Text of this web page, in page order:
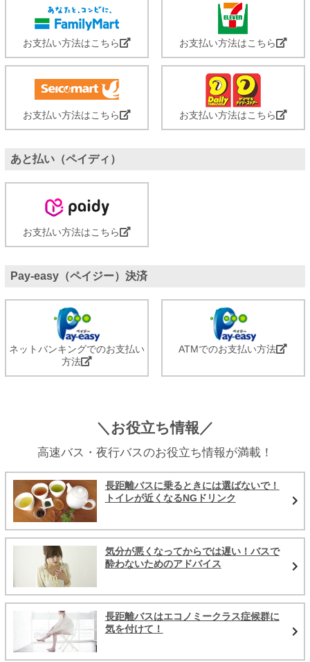
お支払い方法はこちら お支払い方法はこちら
お支払い方法はこちら お支払い方法はこちら
あと払い（ペイディ）
お支払い方法はこちら
Pay-easy（ペイジー）決済
ネットバンキングでのお支払い
方法
ATMでのお支払い方法
＼お役立ち情報／
高速バス・夜行バスのお役立ち情報が満載！
長距離バスに乗るときには選ばないで！
トイレが近くなるNGドリンク
気分が悪くなってからでは遅い！バスで
酔わないためのアドバイス
長距離バスはエコノミークラス症候群に
気を付けて！